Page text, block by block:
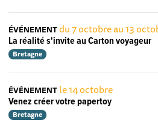
ÉVÉNEMENTdu 7 octobre au 13
La réalité s'invite au Carton voyageur
Bretagne
ÉVÉNEMENT le 14 octobre
Venez créer votre papertoy
Bretagne